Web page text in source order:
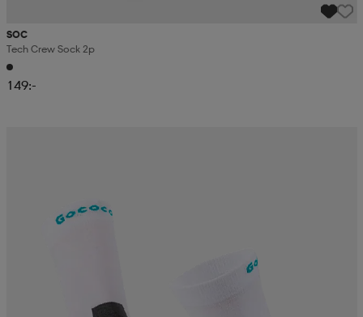
SOC
Tech Crew Sock 2p
149:-